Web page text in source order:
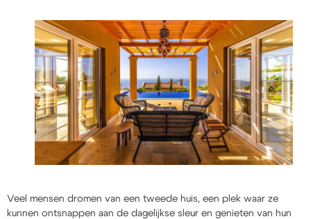
Veel mensen dromen van een tweede huis, een plek waar ze
kunnen ontsnappen aan de dagelijkse sleur en genieten van hun